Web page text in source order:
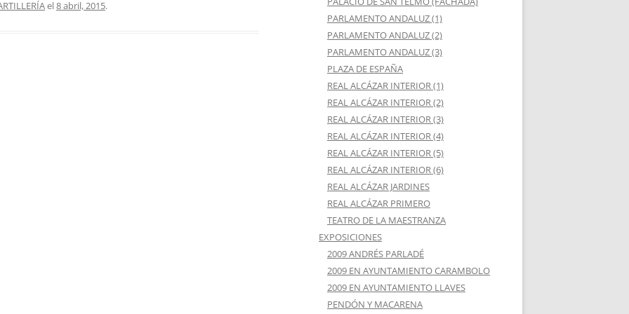
el8 abril, 2015.
PARLAMENTO ANDALUZ (1)
PARLAMENTO ANDALUZ (2)
PARLAMENTO ANDALUZ (3)
PLAZA DE ESPAÑA
REAL ALCÁZAR INTERIOR (1)
REAL ALCÁZAR INTERIOR (2)
REAL ALCÁZAR INTERIOR (3)
REAL ALCÁZAR INTERIOR (4)
REAL ALCÁZAR INTERIOR (5)
REAL ALCÁZAR INTERIOR (6)
REAL ALCÁZAR JARDINES
REAL ALCÁZAR PRIMERO
TEATRO DE LA MAESTRANZA
EXPOSICIONES
2009 ANDRÉS PARLADÉ
2009 EN AYUNTAMIENTO CARAMBOLO
2009 EN AYUNTAMIENTO LLAVES
PENDÓN Y MACARENA